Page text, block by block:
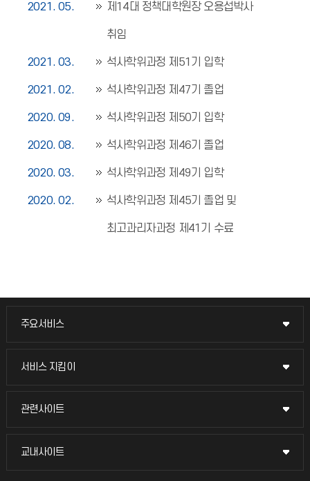
2021. 05. 제14대 정책대학원장 오용섭박사
취임
2021. 03. 석사학위과정 제51기 입학
2021. 02. 석사학위과정 제47기 졸업
2020. 09. 석사학위과정 제50기 입학
2020. 08. 석사학위과정 제46기 졸업
2020. 03. 석사학위과정 제49기 입학
2020. 02. 석사학위과정 제45기 졸업 및
최고과리자과정 제41기 수료
주요서비스
주요서비스
교무회의방송
서비스 지킴이
서비스 지킴이
묻고 답하기
관련사이트
관련사이트
국방헬프콜
교내사이트
교내사이트